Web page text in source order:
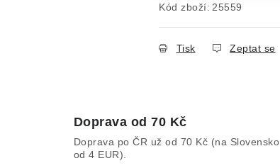
Kód zboží: 25559
Tisk Zeptat se
Doprava od 70 Kč
Doprava po ČR už od 70 Kč (na Slovensko
od 4 EUR).